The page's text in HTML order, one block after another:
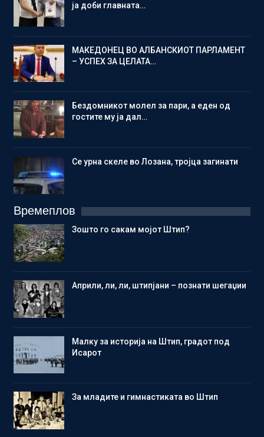
ја доби главната…
МАКЕДОНЕЦ ВО АЛБАНСКИОТ ПАРЛАМЕНТ
– УСПЕХ ЗА ЦЕЛАТА…
Бездомникот молел за пари, а еден од
гостите му ја дал…
Се урна скеле во Лозана, тројца загинати
Времеплов
Зошто го сакам мојот Штип?
Aприли, ли, ли, штипјани – познати шегаџии
Малку за историја на Штип, градот под
Исарот
Зa младите и гимнастиката во Штип